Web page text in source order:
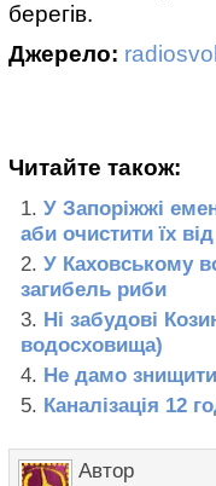
берегів.
Джерело:
Читайте також:
У Запоріжжі
аби очистити їх
У Каховському
загибель риби
Ні забудові
водосховища)
Не дамо знищити
Каналізація 12
Автор